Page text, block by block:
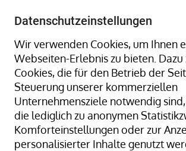
Datenschutzeinstellungen
Wir verwenden Cookies, um Ihnen
Webseiten-Erlebnis zu bieten. Dazu
Cookies, die für den Betrieb der
Steuerung unserer kommerziellen
Unternehmensziele notwendig
die lediglich zu anonymen
Komforteinstellungen oder zur
personalisierter Inhalte genutzt
Home
Umreifungsband +
Umreifungs-Sets
Stahlband-